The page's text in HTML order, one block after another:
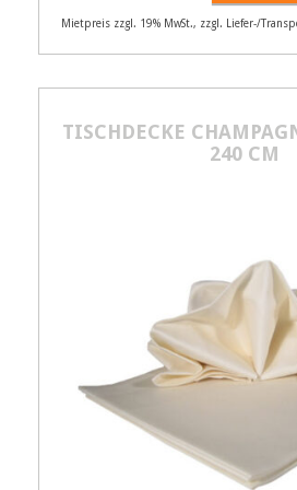
Artikelnummer
21211
16,00€
Mietpreis zzgl. 19% MwSt., zzgl. Liefer-/
TISCHDECKE
240 CM